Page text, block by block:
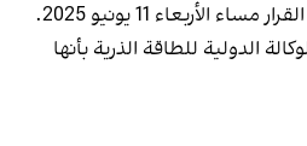
الأربعاء 11 يونيو 2025.
الدولية للطاقة الذرية بأنها